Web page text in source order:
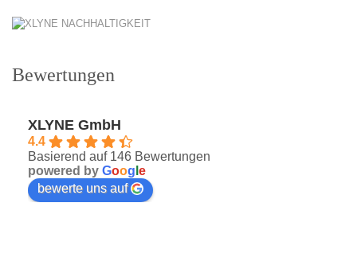
Bewertungen
XLYNE GmbH
4.4
Basierend auf 146 Bewertungen
powered by Goog e
bewerte uns auf